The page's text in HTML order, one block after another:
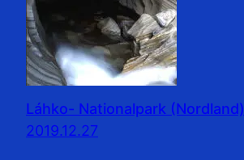
Láhko- Nationalpark (Nordland)
2019.12.27